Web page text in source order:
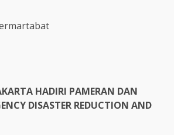
HADIRI PAMERAN DAN
DISASTER REDUCTION AND